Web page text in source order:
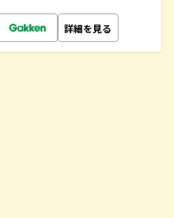
詳細を見る